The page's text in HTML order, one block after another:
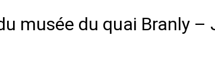
musée du quai Branly –